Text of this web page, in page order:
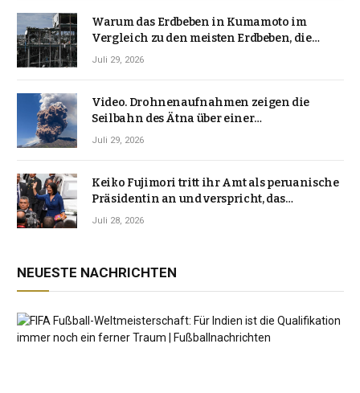
Warum das Erdbeben in Kumamoto im
Vergleich zu den meisten Erdbeben, die
Japan erschütterten, ungewöhnlich ist
Juli 29, 2026
Video. Drohnenaufnahmen zeigen die
Seilbahn des Ätna über einer
Vulkanlandschaft
Juli 29, 2026
Keiko Fujimori tritt ihr Amt als peruanische
Präsidentin an und verspricht, das
Jahrzehnt der Instabilität zu beenden
Juli 28, 2026
NEUESTE NACHRICHTEN